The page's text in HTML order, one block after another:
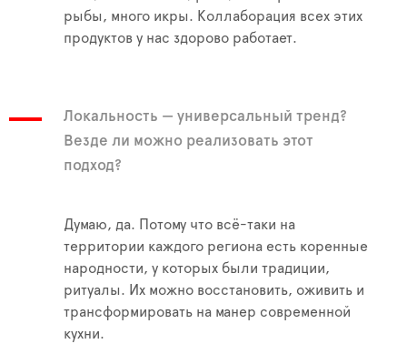
рыбы, много икры. Коллаборация всех этих
продуктов у нас здорово работает.
Локальность — универсальный тренд?
Везде ли можно реализовать этот
подход?
Думаю, да. Потому что всё-таки на
территории каждого региона есть коренные
народности, у которых были традиции,
ритуалы. Их можно восстановить, оживить и
трансформировать на манер современной
кухни.